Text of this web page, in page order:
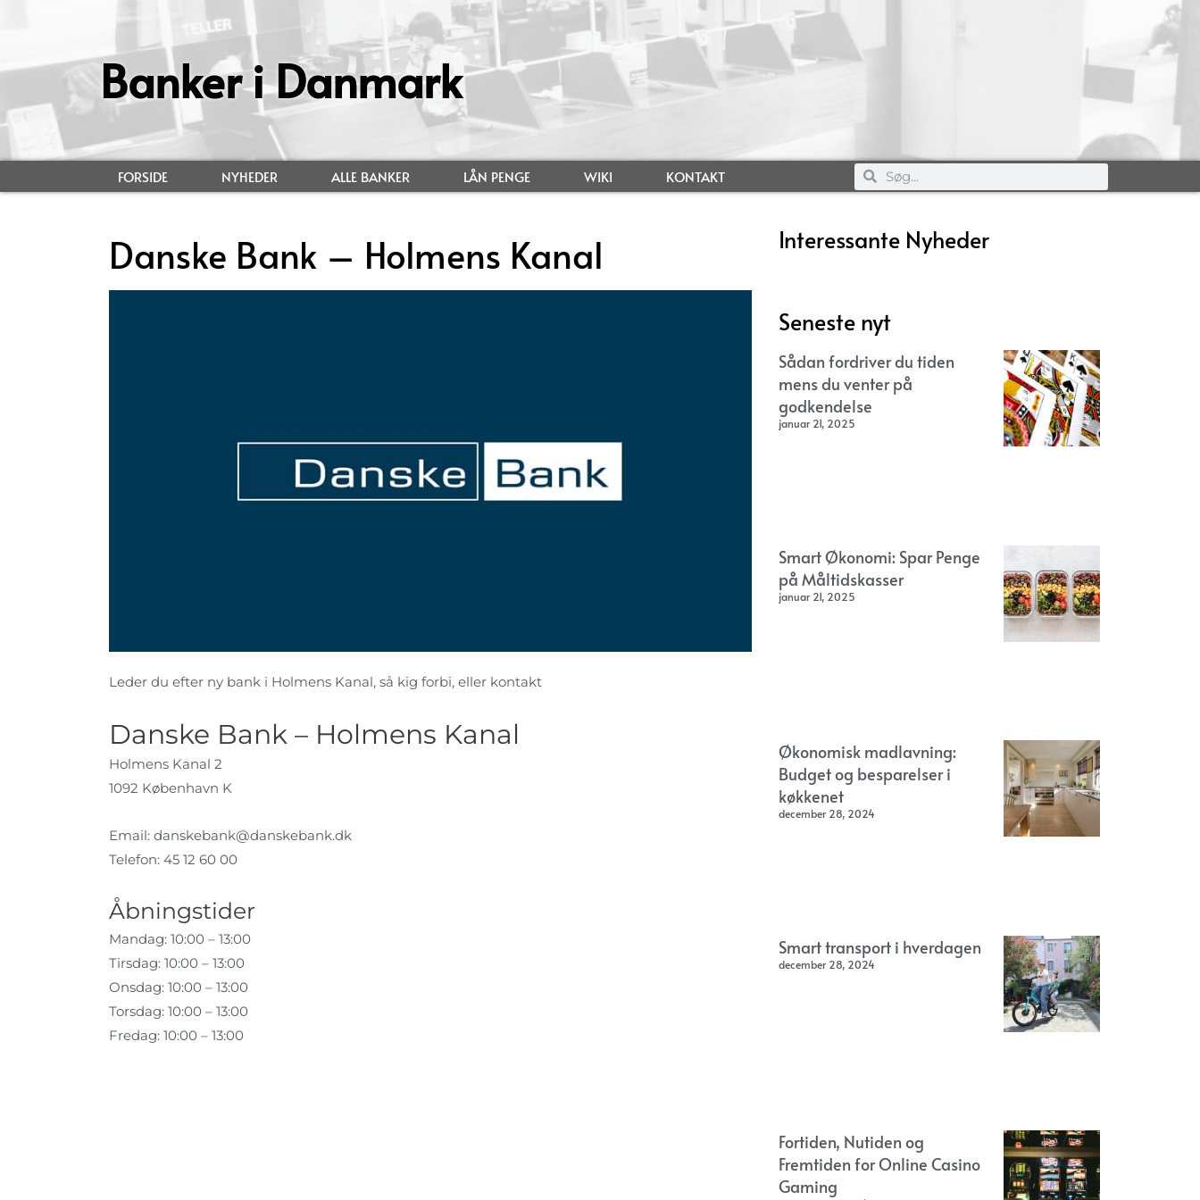
Banker i Danmark
FORSIDE NYHEDER ALLE BANKER LÅN PENGE WIKI KONTAKT
Danske Bank – Holmens Kanal
Leder du efter ny bank i Holmens Kanal, så kig forbi, eller kontakt
Danske Bank – Holmens Kanal
Holmens Kanal 2
1092 København K
Email: danskebank@danskebank.dk
Telefon: 45 12 60 00
Åbningstider
Mandag: 10:00 – 13:00
Tirsdag: 10:00 – 13:00
Onsdag: 10:00 – 13:00
Torsdag: 10:00 – 13:00
Fredag: 10:00 – 13:00
Interessante Nyheder
Seneste nyt
Sådan fordriver du tiden
mens du venter på
godkendelse
januar 21, 2025
Smart Økonomi: Spar Penge
på Måltidskasser
januar 21, 2025
Økonomisk madlavning:
Budget og besparelser i
køkkenet
december 28, 2024
Smart transport i hverdagen
december 28, 2024
Fortiden, Nutiden og
Fremtiden for Online Casino
Gaming